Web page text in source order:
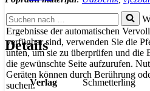
Suchen
nach …
Ergebnisse der automatischen
verfügbar sind, verwenden Sie die
unten, um sie zu überprüfen und die
die gewünschte Seite aufzurufen.
Geräten können durch Berührung
suchen.
Details
Verlag Schmetterling